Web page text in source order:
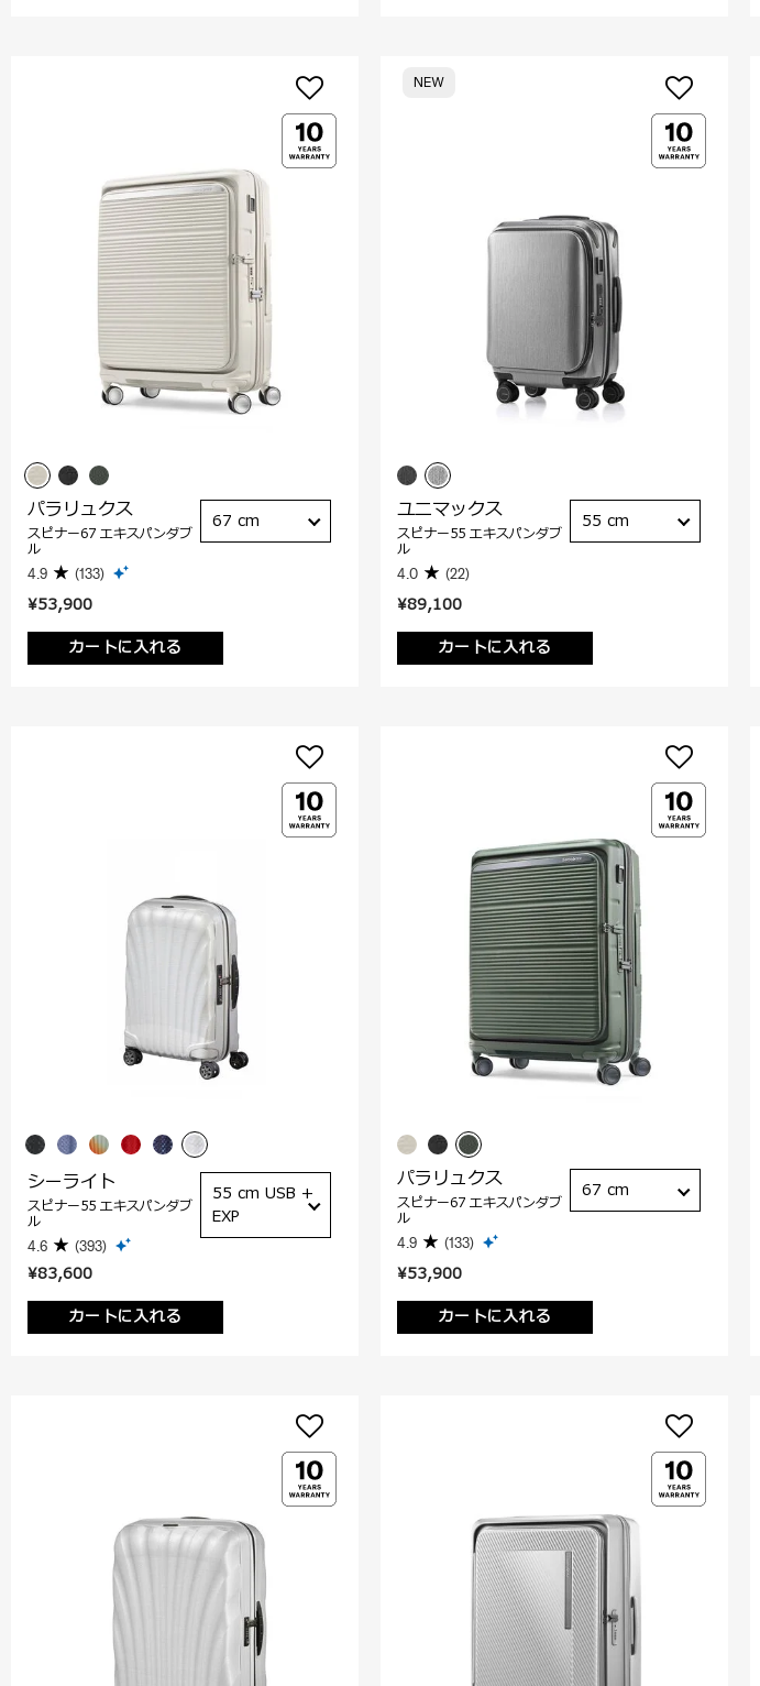
¥53,900
カートに入れる
パラリュクス
スピナー67 エキスパンダブ
ル
4.9 (133)
67 cm
¥89,100
カートに入れる
NEW
ユニマックス
スピナー55 エキスパンダブ
ル
4.0 (22)
55 cm
¥83,600
カートに入れる
シーライト
スピナー55 エキスパンダブ
ル
4.6 (393)
55 cm USB +
EXP
¥53,900
カートに入れる
パラリュクス
スピナー67 エキスパンダブ
ル
4.9 (133)
67 cm